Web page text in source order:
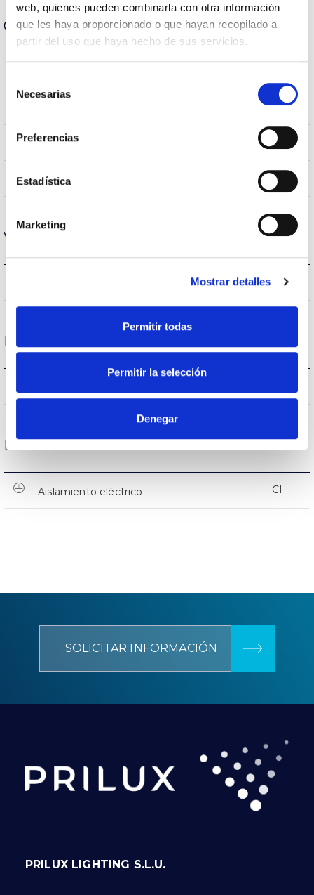
web, quienes pueden combinarla con otra información
que les haya proporcionado o que hayan recopilado a
partir del uso que haya hecho de sus servicios.
Necesarias
Preferencias
Estadística
Marketing
Mostrar detalles
Permitir todas
Permitir la selección
Denegar
Carcasa y Acabado
IP66
Color cuerpo 9007
Cuerpo AL iap
Vida
L90B10>184.000h
Protecciones
Datos Generales
Aislamiento eléctrico CI
SOLICITAR INFORMACIÓN
PRILUX LIGHTING S.L.U.